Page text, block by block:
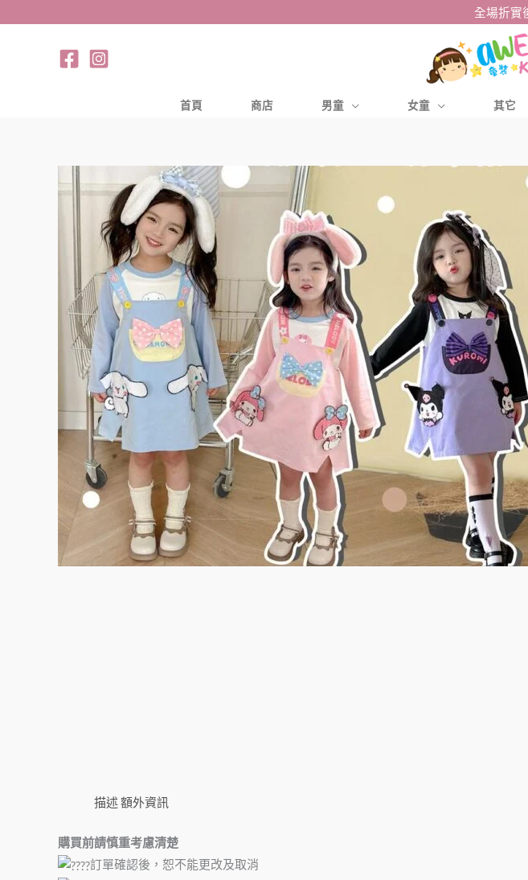
全場折實
首頁 商店 男童 女童 其它
描述額外資訊
購買前請慎重考慮清楚
訂單確認後，恕不能更改及取消